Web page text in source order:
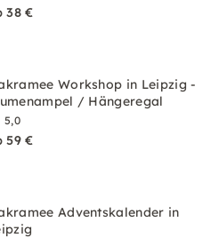
38 €
Workshop in Leipzig -
/ Hängeregal
5,0
59 €
Adventskalender in